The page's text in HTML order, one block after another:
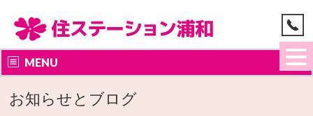
MENU
お知らせとブログ